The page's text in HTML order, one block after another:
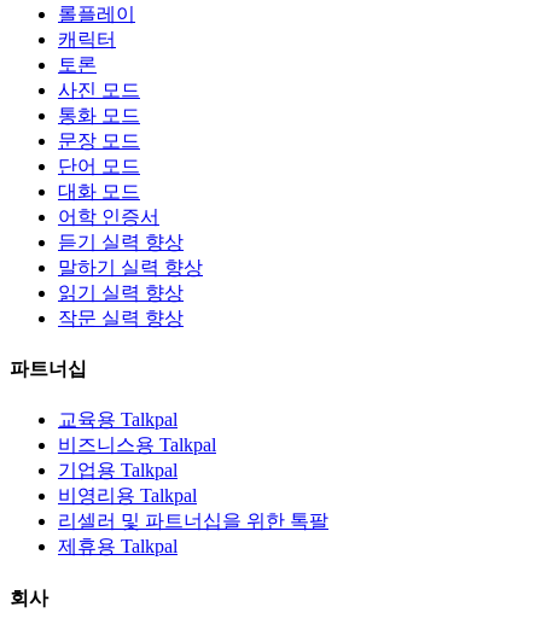
롤플레이
캐릭터
토론
사진 모드
통화 모드
문장 모드
단어 모드
대화 모드
어학 인증서
듣기 실력 향상
말하기 실력 향상
읽기 실력 향상
작문 실력 향상
파트너십
교육용 Talkpal
비즈니스용 Talkpal
기업용 Talkpal
비영리용 Talkpal
리셀러 및 파트너십을 위한 톡팔
제휴용 Talkpal
회사